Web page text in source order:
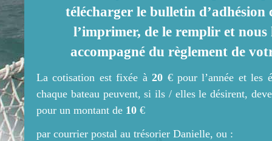
télécharger le bulletin d’adhésion
l’imprimer, de le remplir et
accompagné du règlement de
La cotisation est fixée à20 € pour l’année et les
chaque bateau peuvent, si ils / elles le désirent,
pour un montant de 10 €
par courrier postal au trésorier Danielle, ou :